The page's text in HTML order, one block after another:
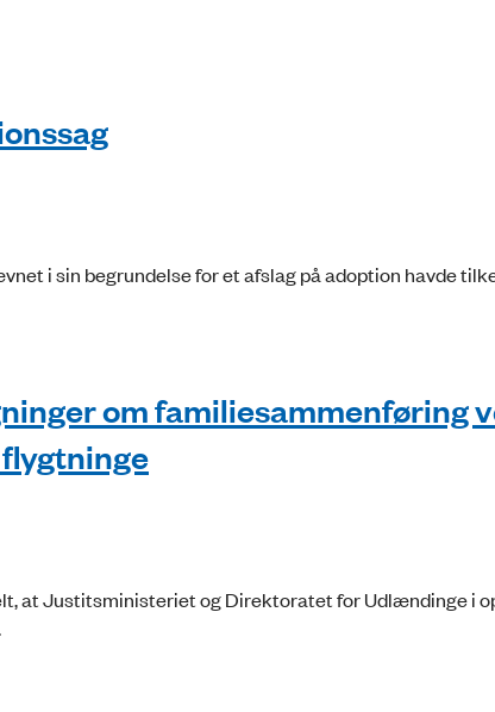
i sin begrundelse for et afslag på adoption havde
om familiesammenføring
at Justitsministeriet og Direktoratet for Udlændinge i